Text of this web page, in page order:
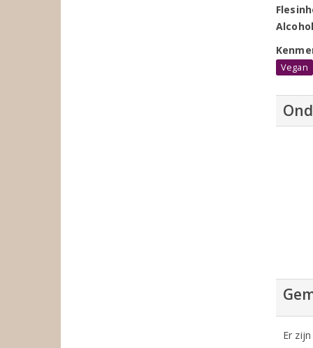
Vegan
Er